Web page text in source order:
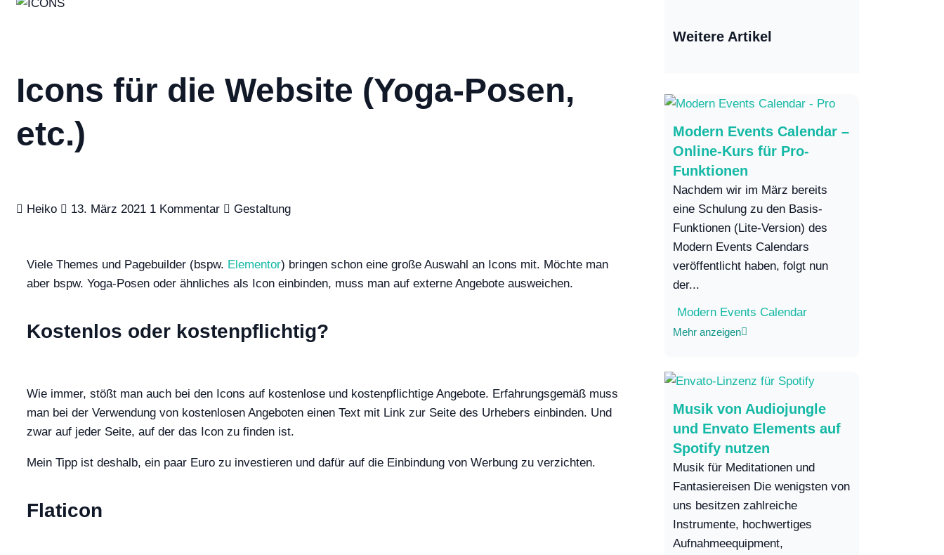
Icons für die Website (Yoga-Posen,
etc.)
Heiko 13. März 2021 1 Kommentar Gestaltung
Viele Themes und Pagebuilder (bspw. Elementor) bringen schon eine große Auswahl an Icons mit. Möchte man
aber bspw. Yoga-Posen oder ähnliches als Icon einbinden, muss man auf externe Angebote ausweichen.
Kostenlos oder kostenpflichtig?
Wie immer, stößt man auch bei den Icons auf kostenlose und kostenpflichtige Angebote. Erfahrungsgemäß muss
man bei der Verwendung von kostenlosen Angeboten einen Text mit Link zur Seite des Urhebers einbinden. Und
zwar auf jeder Seite, auf der das Icon zu finden ist.
Mein Tipp ist deshalb, ein paar Euro zu investieren und dafür auf die Einbindung von Werbung zu verzichten.
Flaticon
Weitere Artikel
Modern Events Calendar –
Online-Kurs für Pro-
Funktionen
Nachdem wir im März bereits
eine Schulung zu den Basis-
Funktionen (Lite-Version) des
Modern Events Calendars
veröffentlicht haben, folgt nun
der...
Modern Events Calendar
Mehr anzeigen
Musik von Audiojungle
und Envato Elements auf
Spotify nutzen
Musik für Meditationen und
Fantasiereisen Die wenigsten von
uns besitzen zahlreiche
Instrumente, hochwertiges
Aufnahmeequipment,